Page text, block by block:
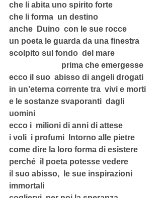
che li abita uno spirito forte
che li forma  un destino
anche  Duino  con le sue rocce
un poeta le guarda da una finestra
scolpito sul fondo  del mare
                          prima che emergesse
ecco il suo  abisso di angeli drogati
in un’eterna corrente tra  vivi e morti
e le sostanze svaporanti  dagli
uomini
ecco i  milioni di anni di attese
i voli  i profumi  Intorno alle pietre
come dire la loro forma di esistere
perché  il poeta potesse vedere
il suo abisso,  le sue inspirazioni
immortali